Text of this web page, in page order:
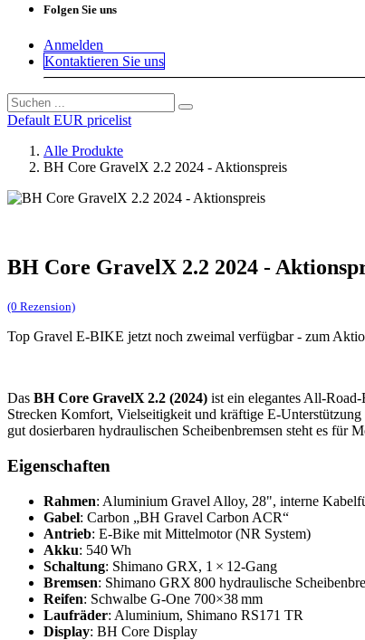
Folgen Sie uns
Anmelden
Kontaktieren Sie uns
Default EUR pricelist
Alle Produkte
BH Core GravelX 2.2 2024 - Aktionspreis
BH Core GravelX 2.2 2024 -
(0 Rezension)
Top Gravel E-BIKE jetzt noch zweimal verfügbar - zum
Das BH Core GravelX 2.2 (2024) ist ein elegantes
Strecken Komfort, Vielseitigkeit und kräftige
gut dosierbaren hydraulischen Scheibenbremsen steht es für
Eigenschaften
Rahmen: Aluminium Gravel Alloy, 28", interne
Gabel: Carbon „BH Gravel Carbon ACR“
Antrieb: E‑Bike mit Mittelmotor (NR System)
Akku: 540 Wh
Schaltung: Shimano GRX, 1 × 12‑Gang
Bremsen: Shimano GRX 800 hydraulische
Reifen: Schwalbe G‑One 700×38 mm
Laufräder: Aluminium, Shimano RS171 TR
Display: BH Core Display